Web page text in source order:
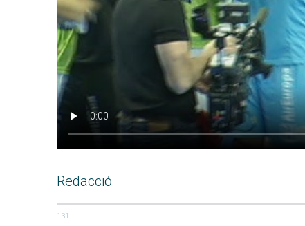
Redacció
131